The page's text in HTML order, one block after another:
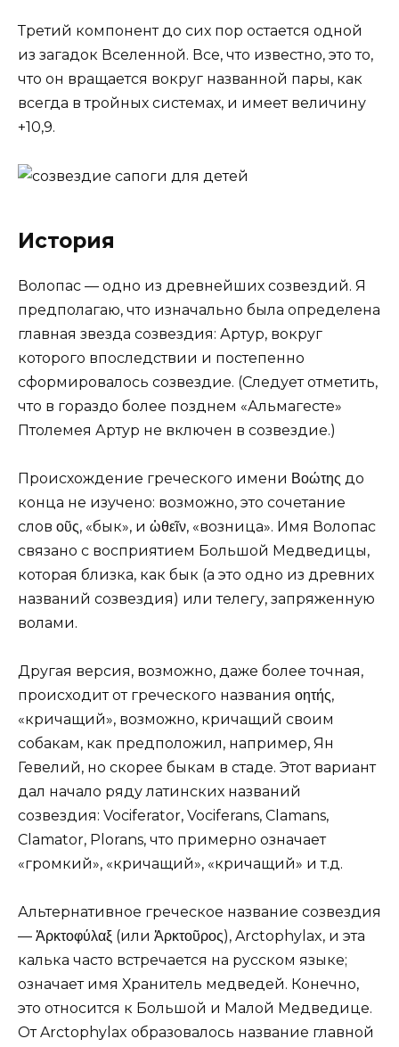
Третий компонент до сих пор остается одной
из загадок Вселенной. Все, что известно, это то,
что он вращается вокруг названной пары, как
всегда в тройных системах, и имеет величину
+10,9.
История
Волопас — одно из древнейших созвездий. Я
предполагаю, что изначально была определена
главная звезда созвездия: Артур, вокруг
которого впоследствии и постепенно
сформировалось созвездие. (Следует отметить,
что в гораздо более позднем «Альмагесте»
Птолемея Артур не включен в созвездие.)
Происхождение греческого имени Βοώτης до
конца не изучено: возможно, это сочетание
слов οῦς, «бык», и ὡθεῖν, «возница». Имя Волопас
связано с восприятием Большой Медведицы,
которая близка, как бык (а это одно из древних
названий созвездия) или телегу, запряженную
волами.
Другая версия, возможно, даже более точная,
происходит от греческого названия οητής,
«кричащий», возможно, кричащий своим
собакам, как предположил, например, Ян
Гевелий, но скорее быкам в стаде. Этот вариант
дал начало ряду латинских названий
созвездия: Vociferator, Vociferans, Clamans,
Clamator, Plorans, что примерно означает
«громкий», «кричащий», «кричащий» и т.д.
Альтернативное греческое название созвездия
— Ἀρκτοφύλαξ (или Ἀρκτοῦρος), Arctophylax, и эта
калька часто встречается на русском языке;
означает имя Хранитель медведей. Конечно,
это относится к Большой и Малой Медведице.
От Arctophylax образовалось название главной